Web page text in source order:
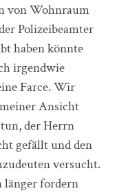
von Wohnraum
Polizeibeamter
haben könnte
irgendwie
Farce. Wir
Ansicht
der Herrn
gefällt und den
versucht.
länger fordern